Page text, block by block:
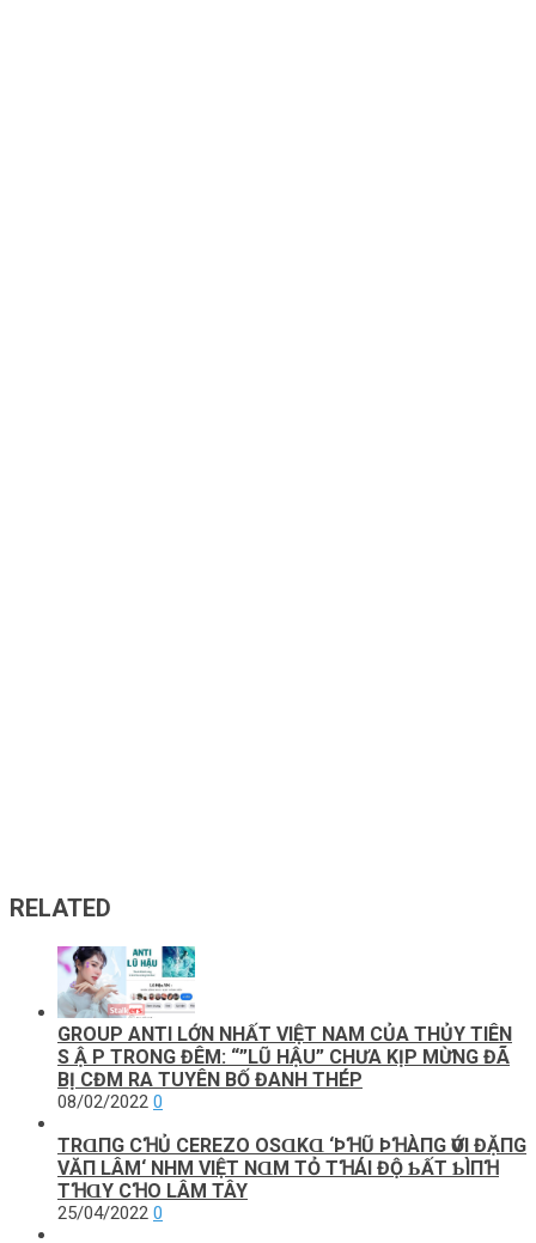
RELATED
GROUP ANTI LỚN NHẤT VIỆT NAM CỦA THỦY TIÊN
S Ậ P TRONG ĐÊM: “”LŨ HẬU” CHƯA KỊP MỪNG ĐÃ
BỊ CĐM RA TUYÊN BỐ ĐANH THÉP
08/02/2022 0
TRⱭПG CꞪỦ CEREZO OSⱭKⱭ ‘ÞꞪŨ ÞꞪÀПG ѴỚΙ ĐẶПG
VĂП LÂM‘ NHM VΙỆТ NⱭM ТỎ ТꞪÁΙ ĐỘ ƄẤТ ƄÌПꞪ
ТꞪⱭY CꞪO LÂM TÂY
25/04/2022 0